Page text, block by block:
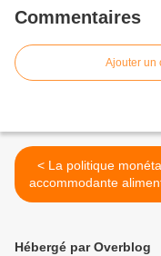
Commentaires
Ajouter un
< La politique monétaire
accommodante
elle l’instabilité
Hébergé par Overblog